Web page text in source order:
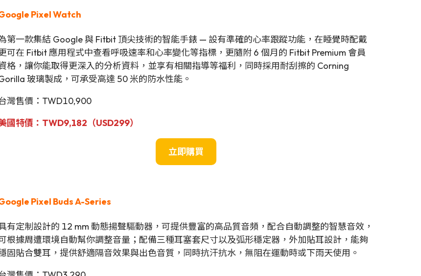
Pixel Watch
第一款集結 Google 與 Fitbit 頂尖技術的智能手錶 — 設有準確的心率跟蹤功能，在睡覺時配戴
可在 Fitbit 應用程式中查看呼吸速率和心率變化等指標，更隨附 6 個月的 Fitbit Premium 會員
格，讓你能取得更深入的分析資料，並享有相關指導等福利，同時採用耐刮擦的 Corning
玻璃製成，可承受高達 50 米的防水性能。
灣售價：TWD10,900
國特價：TWD9,182（USD299）
立即購買
Pixel BudsA-Series
有定制設計的 12 mm 動態揚聲驅動器，可提供豐富的高品質音頻，配合自動調整的智慧音效，
根據周遭環境自動幫你調整音量；配備三種耳塞套尺寸以及弧形穩定器，外加貼耳設計，能夠
固貼合雙耳，提供舒適隔音效果與出色音質，同時抗汗抗水，無阻在運動時或下雨天使用。